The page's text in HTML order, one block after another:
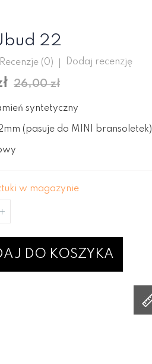
22
Recenzje (0) Dodaj recenzję
26,00 zł
syntetyczny
(pasuje do MINI bransoletek)
w magazynie
DO KOSZYKA